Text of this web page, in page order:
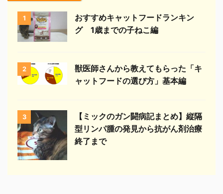
1
おすすめキャットフードランキン
グ 1歳までの子ねこ編
2
獣医師さんから教えてもらった「キ
ャットフードの選び方」基本編
3
【ミックのガン闘病記まとめ】縦隔
型リンパ腫の発見から抗がん剤治療
終了まで